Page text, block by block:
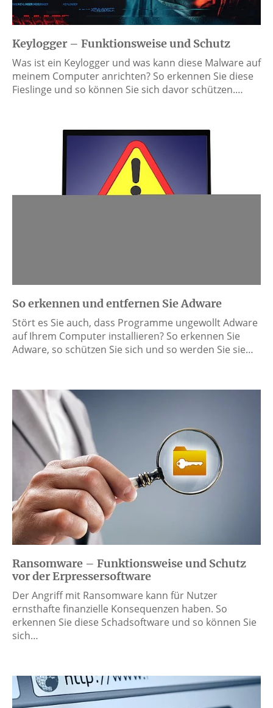
Keylogger – Funktionsweise und Schutz
Was ist ein Keylogger und was kann diese Malware auf
meinem Computer anrichten? So erkennen Sie diese
Fieslinge und so können Sie sich davor schützen.…
So erkennen und entfernen Sie Adware
Stört es Sie auch, dass Programme ungewollt Adware
auf Ihrem Computer installieren? So erkennen Sie
Adware, so schützen Sie sich und so werden Sie sie…
Ransomware – Funktionsweise und Schutz
vor der Erpressersoftware
Der Angriff mit Ransomware kann für Nutzer
ernsthafte finanzielle Konsequenzen haben. So
erkennen Sie diese Schadsoftware und so können Sie
sich…